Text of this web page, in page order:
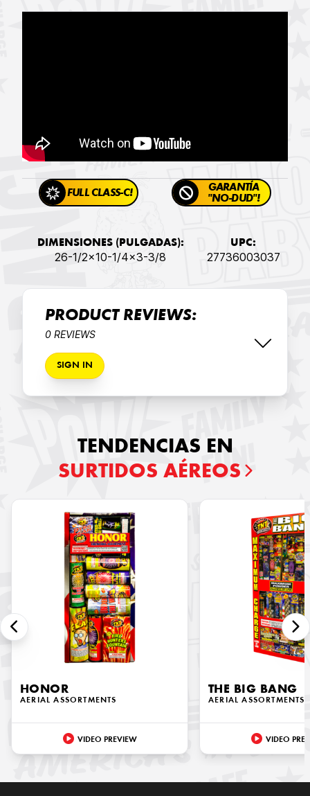
FULL CLASS-C!
GARANTÍA
"NO-DUD"!
DIMENSIONES (PULGADAS):
26-1/2x10-1/4x3-3/8
UPC:
27736003037
PRODUCT REVIEWS:
0 REVIEWS
SIGN IN
TENDENCIAS EN
SURTIDOS AÉREOS
HONOR
AERIAL ASSORTMENTS
VIDEO PREVIEW
THE BIG BANG
AERIAL ASSORTMENTS
VIDEO